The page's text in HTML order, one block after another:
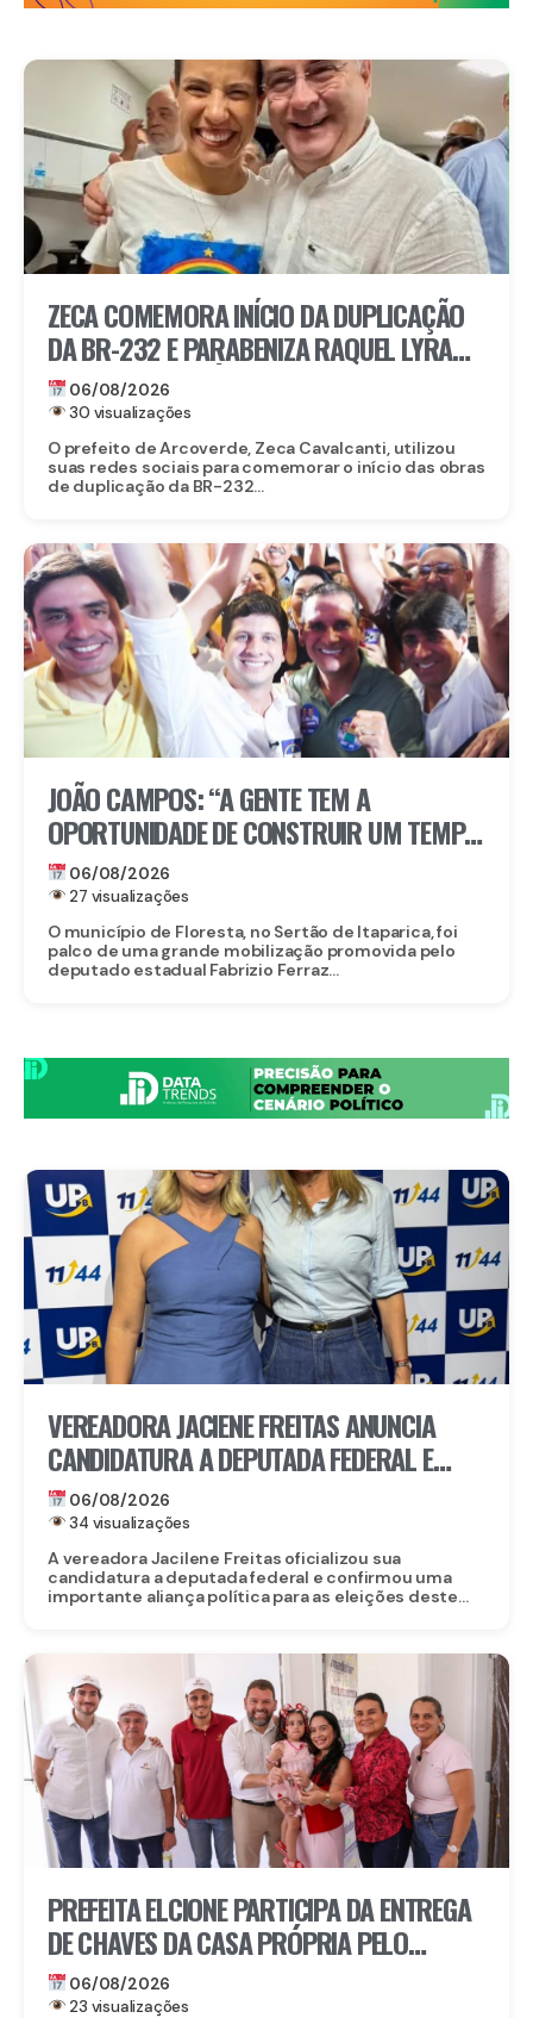
ZECA COMEMORA INÍCIO DA DUPLICAÇÃO
DA BR-232 E PARABENIZA RAQUEL LYRA
POR OBRA HISTÓRICA PARA O INTERIOR
06/08/2026
30 visualizações
O prefeito de Arcoverde, Zeca Cavalcanti, utilizou
suas redes sociais para comemorar o início das obras
de duplicação da BR-232...
JOÃO CAMPOS: “A GENTE TEM A
OPORTUNIDADE DE CONSTRUIR UM TEMPO
BOM PELA FRENTE”
06/08/2026
27 visualizações
O município de Floresta, no Sertão de Itaparica, foi
palco de uma grande mobilização promovida pelo
deputado estadual Fabrizio Ferraz...
VEREADORA JACIENE FREITAS ANUNCIA
CANDIDATURA A DEPUTADA FEDERAL E
FECHA DOBRADINHA COM ROBERTA
ARRAES EM POÇÃO, NO AGRESTE
06/08/2026
34 visualizações
A vereadora Jacilene Freitas oficializou sua
candidatura a deputada federal e confirmou uma
importante aliança política para as eleições deste...
PREFEITA ELCIONE PARTICIPA DA ENTREGA
DE CHAVES DA CASA PRÓPRIA PELO
PROGRAMA MORAR BEM PE
06/08/2026
23 visualizações